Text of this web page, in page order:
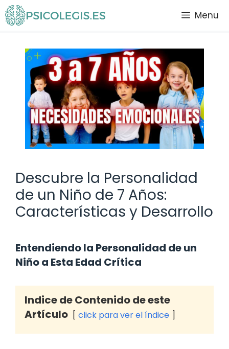
Saltar
al
Menu
Descubre la Personalidad
de un Niño de 7 Años:
Características y Desarrollo
Entendiendo la Personalidad de un
Niño a Esta Edad Crítica
Indice de Contenido de este
Artículo
click para ver el índice